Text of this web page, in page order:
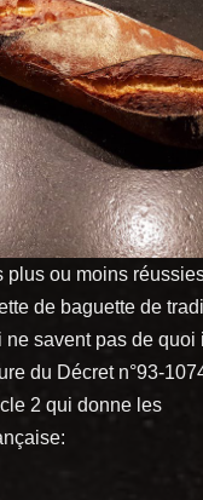
plus ou moins
de baguette de
savent pas de quoi
du Décret n°93-
2 qui donne les